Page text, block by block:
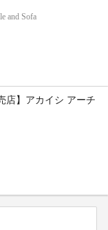
and Sofa
店】アカイシ アーチ